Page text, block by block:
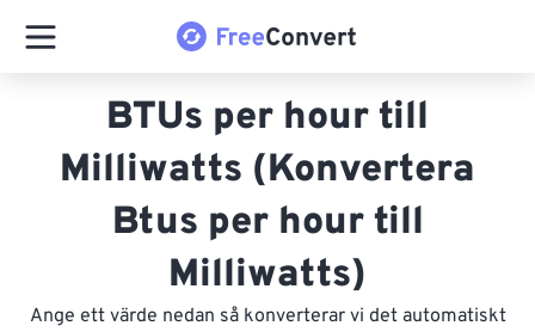
BTUs per hour till
Milliwatts (Konvertera
Btus per hour till
Milliwatts)
Ange ett värde nedan så konverterar vi det automatiskt